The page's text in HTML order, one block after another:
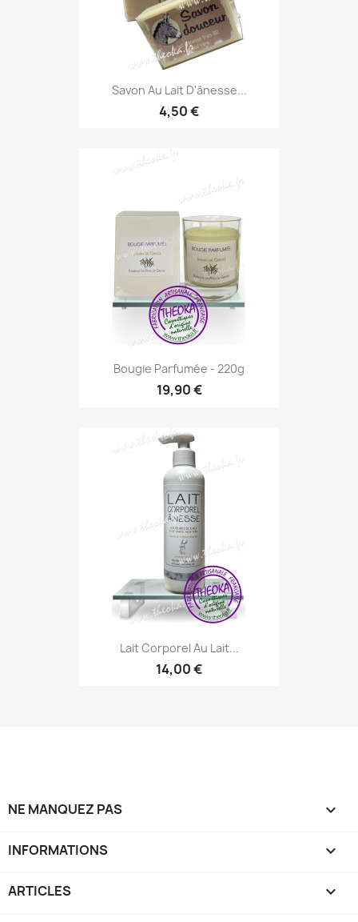
Savon Au Lait D'ânesse...
4,50 €
Bougie Parfumée - 220g
19,90 €
Lait Corporel Au Lait...
14,00 €
NE MANQUEZ PAS 
INFORMATIONS 
ARTICLES 